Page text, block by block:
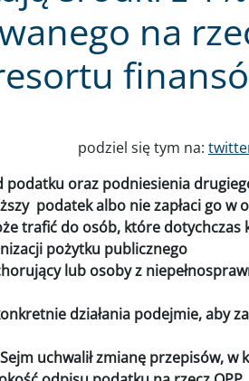
na
podziel się tym na:
podatku oraz podniesienia
podatek albo nie zapłaci go w
trafić do osób, które dotychczas
pożytku publicznego
lub osoby z
działania podejmie, aby
uchwalił zmianę przepisów, w